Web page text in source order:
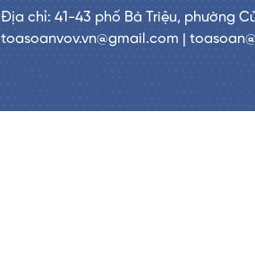
Địa chỉ: 41-43 phố Bà Triệu, phường
toasoanvov.vn@gmail.com |